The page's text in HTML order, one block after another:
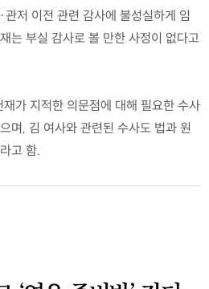
저 이전 관련 감사에 불성실하게 임
는 부실 감사로 볼 만한 사정이 없다고
가 지적한 의문점에 대해 필요한 수사
며, 김 여사와 관련된 수사도 법과 원
고 함.